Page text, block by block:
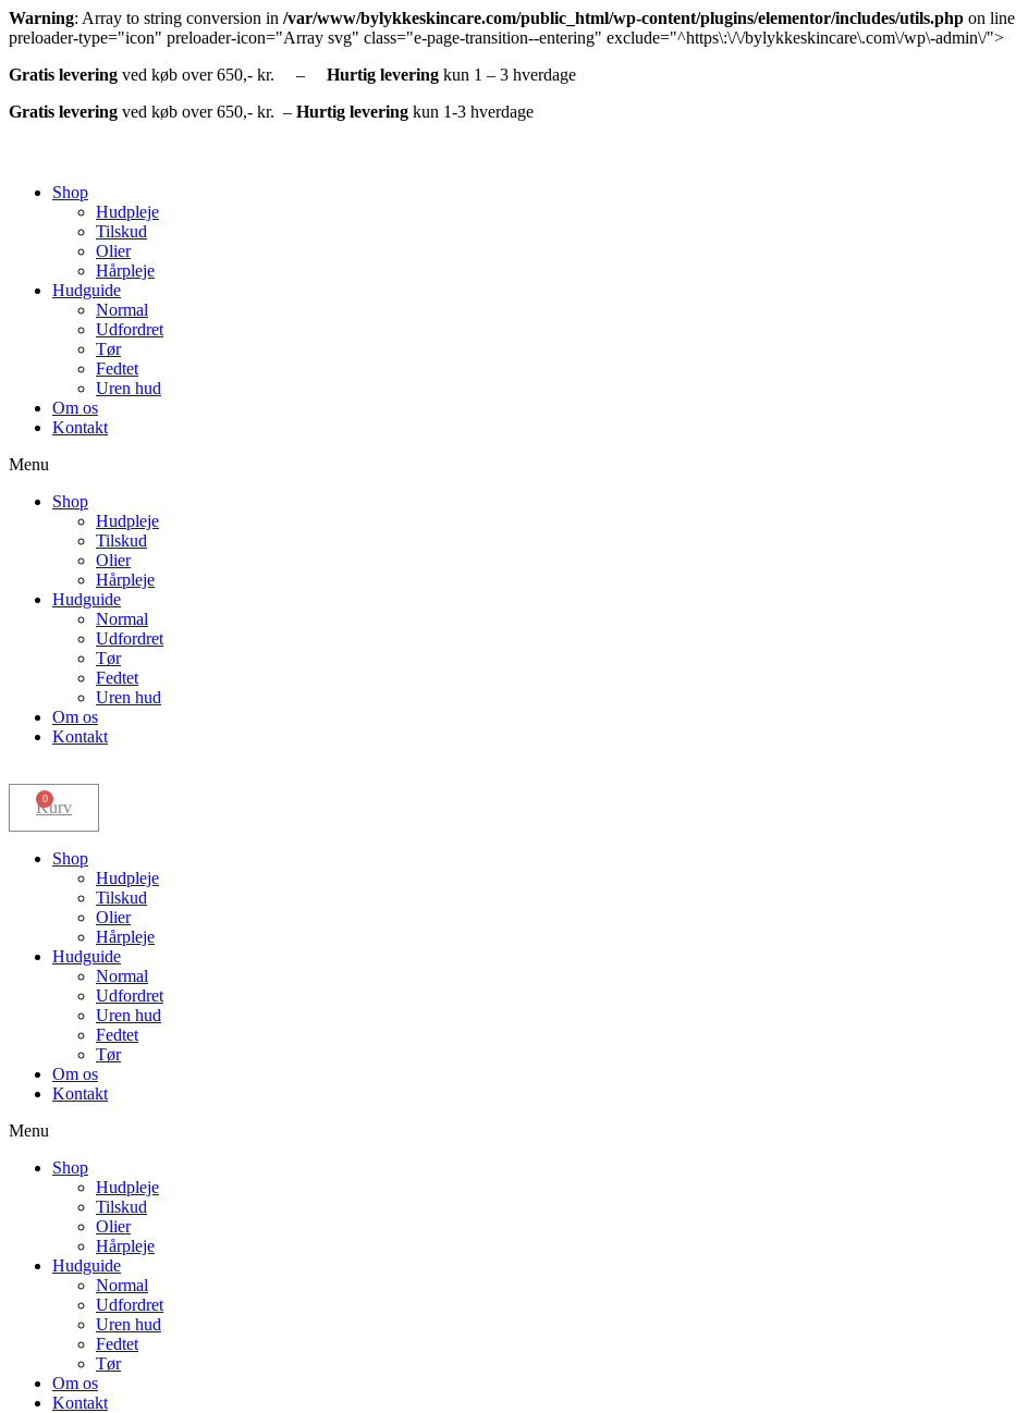
Warning: Array to string conversion in /var/www/bylykkeskincare.com/public_html/wp-content/plugins/elementor/includes/utils.php on line
preloader-type="icon" preloader-icon="Array svg" class="e-page-transition--entering" exclude="^https\:\/\/bylykkeskincare\.com\/wp\-admin\/">
Gratis levering ved køb over 650,- kr. – Hurtig levering kun 1 – 3 hverdage
Gratis levering ved køb over 650,- kr. – Hurtig levering kun 1-3 hverdage
Shop
Hudpleje
Tilskud
Olier
Hårpleje
Hudguide
Normal
Udfordret
Tør
Fedtet
Uren hud
Om os
Kontakt
Menu
Shop
Hudpleje
Tilskud
Olier
Hårpleje
Hudguide
Normal
Udfordret
Tør
Fedtet
Uren hud
Om os
Kontakt
0
Kurv
Shop
Hudpleje
Tilskud
Olier
Hårpleje
Hudguide
Normal
Udfordret
Uren hud
Fedtet
Tør
Om os
Kontakt
Menu
Shop
Hudpleje
Tilskud
Olier
Hårpleje
Hudguide
Normal
Udfordret
Uren hud
Fedtet
Tør
Om os
Kontakt